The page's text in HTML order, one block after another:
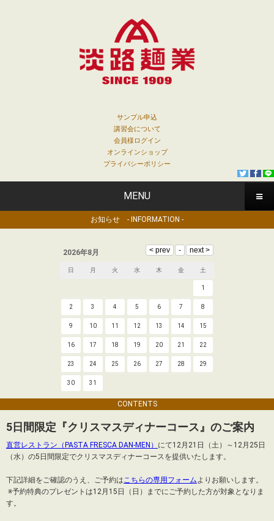
サンプル申込
講習会について
会員様ログイン
オンラインショップ
プライバシーポリシー
MENU
お知らせ - INFORMATION -
2026年8月
日 月 火 水 木 金 土
1
2 3 4 5 6 7 8
9 10 11 12 13 14 15
16 17 18 19 20 21 22
23 24 25 26 27 28 29
30 31
CONTENTS
5日間限定『クリスマスディナーコース』のご案内
直営レストラン（PASTA FRESCA DAN-MEN） にて12月21日（土）～12月25日
（水）の5日間限定でクリスマスディナーコースを提供いたします。
下記詳細をご確認のうえ、ご予約はこちらの専用フォームよりお願いします。
※予約特典のプレゼントは12月15日（日）までにご予約した方が対象となりま
す。